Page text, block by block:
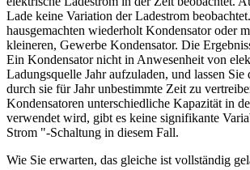
Lade keine Variation der Ladestrom
hausgemachten wiederholt Kondensator oder
kleineren, Gewerbe Kondensator. Die
Ein Kondensator nicht in Anwesenheit von
Ladungsquelle Jahr aufzuladen, und lassen
durch sie für Jahr unbestimmte Zeit zu
Kondensatoren unterschiedliche Kapazität in
verwendet wird, gibt es keine signifikante
Strom "-Schaltung in diesem Fall.
Wie Sie erwarten, das gleiche ist vollständig